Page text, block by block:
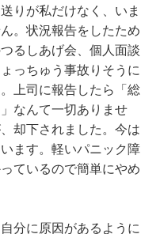
りが私だけなく、いま
。状況報告をしたため
るしあげ会、個人面談
っちゅう事故りそうに
上司に報告したら「総
なんて一切ありませ
却下されました。今は
ます。軽いパニック障
ているので簡単にやめ
分に原因があるように